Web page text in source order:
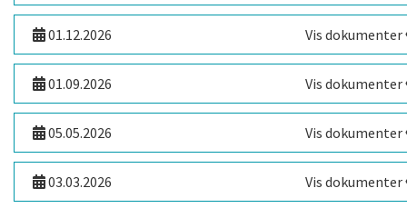
01.12.2026 Vis dokumenter
01.09.2026 Vis dokumenter
05.05.2026 Vis dokumenter
03.03.2026 Vis dokumenter